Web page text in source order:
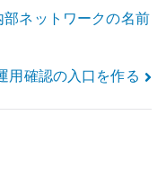
ネットワークの名前
用確認の入口を作る